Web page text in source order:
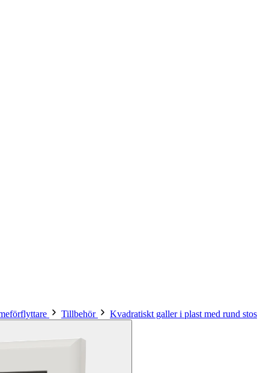
Tillbehör Kvadratiskt galler i plast med rund stos